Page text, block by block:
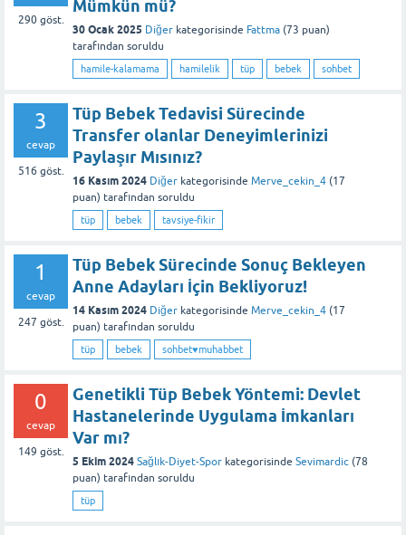
290göst.
Mümkün mü?
30 Ocak 2025 Diğer kategorisinde Fattma (73 puan)
tarafından soruldu
hamile-kalamama hamilelik tüp bebek sohbet
3
cevap
516 göst.
Tüp Bebek Tedavisi Sürecinde
Transfer olanlar Deneyimlerinizi
Paylaşır Mısınız?
16 Kasım 2024 Diğer kategorisinde Merve_cekin_4 (17
puan) tarafından soruldu
tüp bebek tavsiye-fikir
1
cevap
247 göst.
Tüp Bebek Sürecinde Sonuç Bekleyen
Anne Adayları İçin Bekliyoruz!
14 Kasım 2024 Diğer kategorisinde Merve_cekin_4 (17
puan) tarafından soruldu
tüp bebek sohbet♥️muhabbet
0
cevap
149 göst.
Genetikli Tüp Bebek Yöntemi: Devlet
Hastanelerinde Uygulama İmkanları
Var mı?
5 Ekim 2024 Sağlık-Diyet-Spor kategorisinde Sevimardic (78
puan) tarafından soruldu
tüp